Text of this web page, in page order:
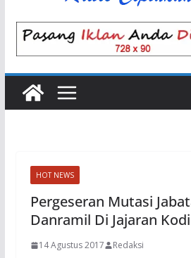
HOT NEWS
Pergeseran Mutasi
Danramil Di Jajaran
14 Agustus 2017 Redaksi